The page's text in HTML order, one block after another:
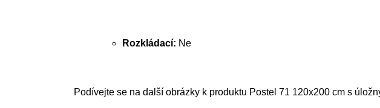
Rozkládací: Ne
Podívejte se na další obrázky k produktu Postel 71 120x200 cm s